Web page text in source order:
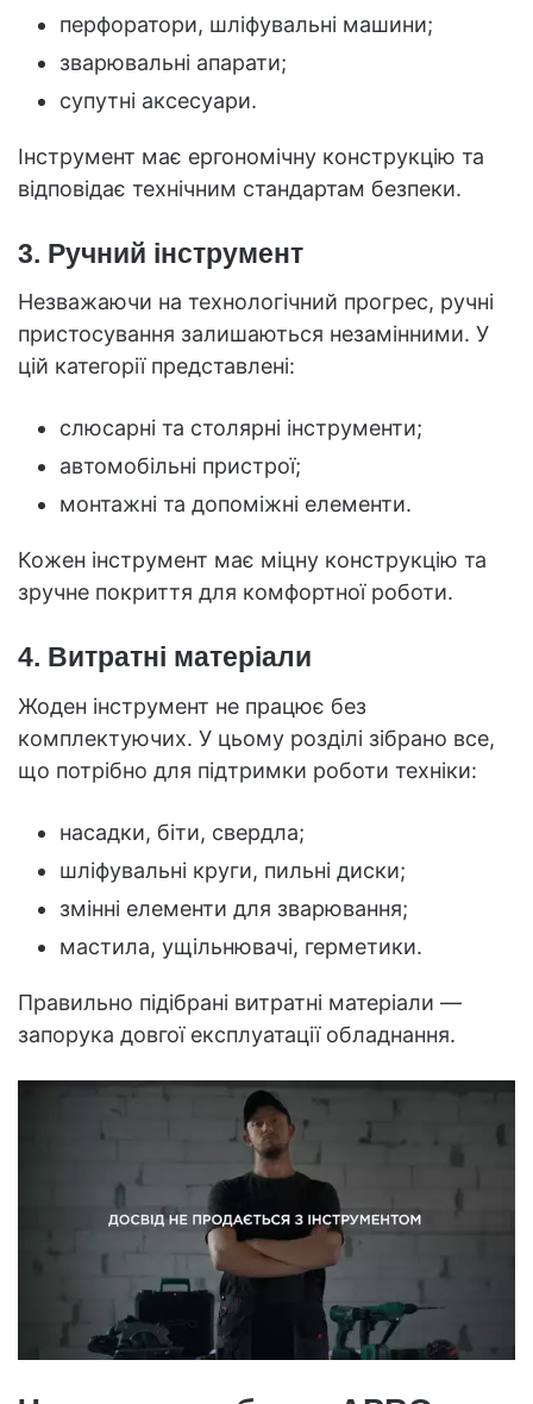
перфоратори, шліфувальні машини;
зварювальні апарати;
супутні аксесуари.
Інструмент має ергономічну конструкцію та
відповідає технічним стандартам безпеки.
3. Ручний інструмент
Незважаючи на технологічний прогрес, ручні
пристосування залишаються незамінними. У
цій категорії представлені:
слюсарні та столярні інструменти;
автомобільні пристрої;
монтажні та допоміжні елементи.
Кожен інструмент має міцну конструкцію та
зручне покриття для комфортної роботи.
4. Витратні матеріали
Жоден інструмент не працює без
комплектуючих. У цьому розділі зібрано все,
що потрібно для підтримки роботи техніки:
насадки, біти, свердла;
шліфувальні круги, пильні диски;
змінні елементи для зварювання;
мастила, ущільнювачі, герметики.
Правильно підібрані витратні матеріали —
запорука довгої експлуатації обладнання.